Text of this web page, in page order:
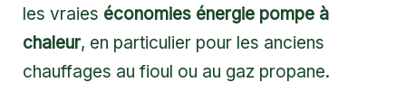
les vraies économies énergie pompe à
chaleur, en particulier pour les anciens
chauffages au fioul ou au gaz propane.